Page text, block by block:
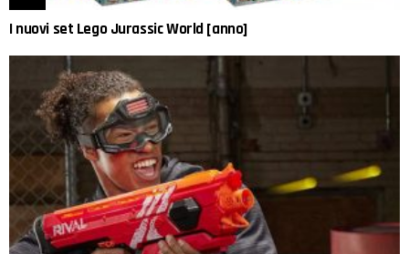
I nuovi set Lego Jurassic World [anno]